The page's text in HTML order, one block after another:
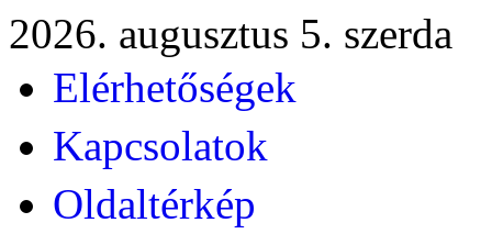
2026. augusztus 5. szerda
Elérhetőségek
Kapcsolatok
Oldaltérkép